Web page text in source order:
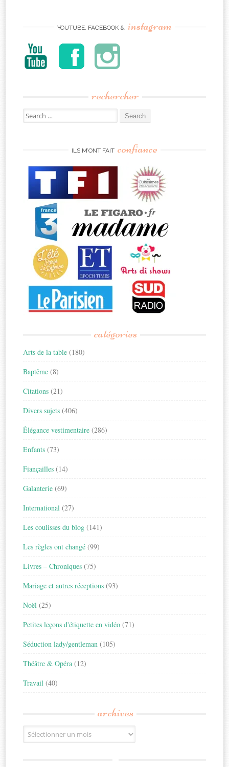
YOUTUBE, FACEBOOK & instagram
rechercher
Search
for:
ILS M’ONT FAIT confiance
catégories
Arts de la table (180)
Baptême (8)
Citations (21)
Divers sujets (406)
Élégance vestimentaire (286)
Enfants (73)
Fiançailles (14)
Galanterie (69)
International (27)
Les coulisses du blog (141)
Les règles ont changé (99)
Livres – Chroniques (75)
Mariage et autres réceptions (93)
Noël (25)
Petites leçons d'étiquette en vidéo (71)
Séduction lady/gentleman (105)
Théâtre & Opéra (12)
Travail (40)
archives
Archives